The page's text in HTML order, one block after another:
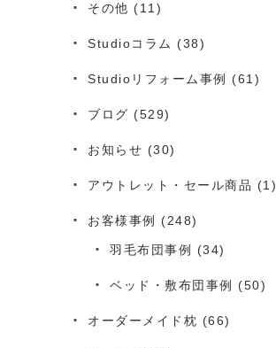
その他 (11)
Studioコラム (38)
Studioリフォーム事例 (61)
ブログ (529)
お知らせ (30)
アウトレット・セール商品 (1)
お客様事例 (248)
羽毛布団事例 (34)
ベッド・敷布団事例 (50)
オーダーメイド枕 (66)